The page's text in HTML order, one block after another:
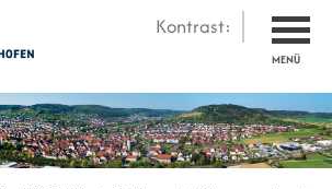
Kontrast:
MENÜ